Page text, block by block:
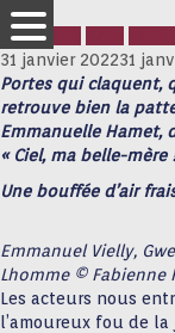
Actualités
31 janvier 202231
Portes qui claquent,
retrouve bien la
Emmanuelle Hamet,
« Ciel, ma belle-
Une bouffée d’air
Emmanuel Vielly,
Lhomme © Fabienne
Les acteurs nous
l’amoureux fou de